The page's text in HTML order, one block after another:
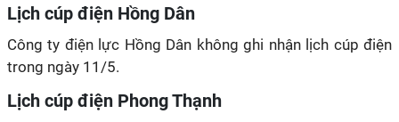
Lịch cúp điện Hồng Dân
Công ty điện lực Hồng Dân không ghi nhận lịch cúp điện
trong ngày 11/5.
Lịch cúp điện Phong Thạnh